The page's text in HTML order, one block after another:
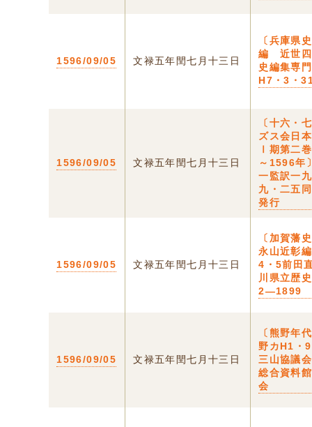
1596/09/05 文禄五年閏七月十三日
〔兵庫県
編 近世四
史編集専
H7・3・
1596/09/05 文禄五年閏七月十三日
〔十六・
ズス会日
Ⅰ期第二
～1596年
一監訳一
九・二五
発行
1596/09/05 文禄五年閏七月十三日
〔加賀藩
永山近彰
4・5前田
川県立歴
2―1899
1596/09/05 文禄五年閏七月十三日
〔熊野年
野カH1・
三山協議
総合資料
会